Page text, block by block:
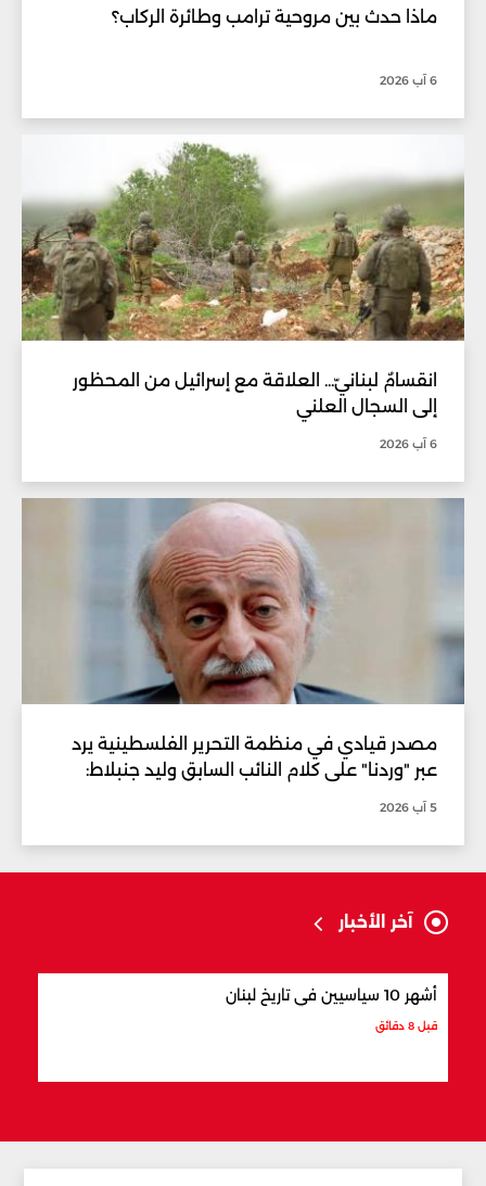
ماذا حدث بين مروحية ترامب وطائرة الركاب؟
6 آب 2026
انقسامٌ لبنانيّ... العلاقة مع إسرائيل من المحظور
إلى السجال العلني
6 آب 2026
مصدر قيادي في منظمة التحرير الفلسطينية يرد
عبر "وردنا" على كلام النائب السابق وليد جنبلاط:
5 آب 2026
آخر الأخبار
أشهر 10 سياسيين في تاريخ لبنان
قبل 8 دقائق